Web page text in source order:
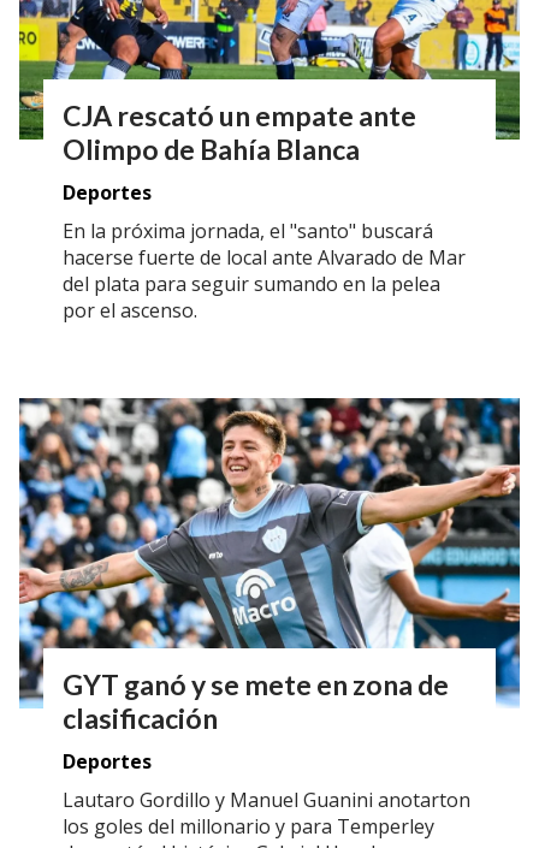
CJA rescató un empate ante
Olimpo de Bahía Blanca
Deportes
En la próxima jornada, el "santo" buscará
hacerse fuerte de local ante Alvarado de Mar
del plata para seguir sumando en la pelea
por el ascenso.
GYT ganó y se mete en zona de
clasificación
Deportes
Lautaro Gordillo y Manuel Guanini anotarton
los goles del millonario y para Temperley